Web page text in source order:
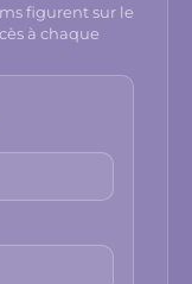
figurent sur le
à chaque